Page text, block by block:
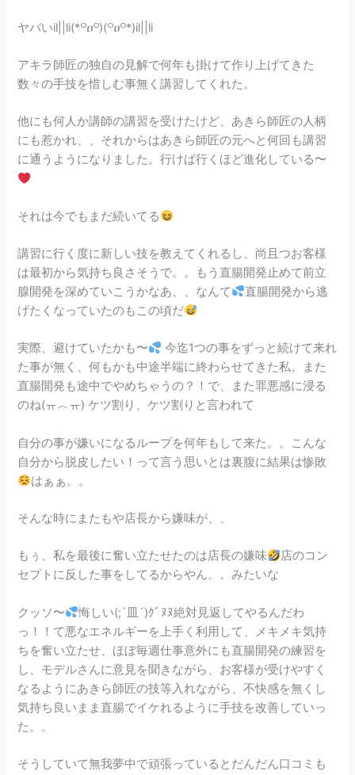
ヤバいil||li(*꒪ዐ꒪)(꒪ዐ꒪*)il||li
アキラ師匠の独自の見解で何年も掛けて作り上げてきた
数々の手技を惜しむ事無く講習してくれた。
他にも何人か講師の講習を受けたけど、あきら師匠の人柄
にも惹かれ、、それからはあきら師匠の元へと何回も講習
に通うようになりました。行けば行くほど進化している〜
それは今でもまだ続いてる
講習に行く度に新しい技を教えてくれるし、尚且つお客様
は最初から気持ち良さそうで。。もう直腸開発止めて前立
腺開発を深めていこうかなあ、、なんて
直腸開発から逃
げたくなっていたのもこの頃だ
実際、避けていたかも〜
今迄1つの事をずっと続けて来れ
た事が無く、何もかも中途半端に終わらせてきた私。また
直腸開発も途中でやめちゃうの？！で、また罪悪感に浸る
のね(ㅠ︿ㅠ) ケツ割り、ケツ割りと言われて
自分の事が嫌いになるループを何年もして来た。。こんな
自分から脱皮したい！って言う思いとは裏腹に結果は惨敗
はぁぁ。。
そんな時にまたもや店長から嫌味が、、
もぅ、私を最後に奮い立たせたのは店長の嫌味
店のコン
セプトに反した事をしてるからやん。。みたいな
クッソ〜
悔しい(;`皿´)ｸﾞﾇﾇ絶対見返してやるんだわ
っ！！て悪なエネルギーを上手く利用して、メキメキ気持
ちを奮い立たせ、ほぼ毎週仕事意外にも直腸開発の練習を
し、モデルさんに意見を聞きながら、お客様が受けやすく
なるようにあきら師匠の技等入れながら、不快感を無くし
気持ち良いまま直腸でイケれるように手技を改善していっ
た。。
そうしていて無我夢中で頑張っているとだんだん口コミも